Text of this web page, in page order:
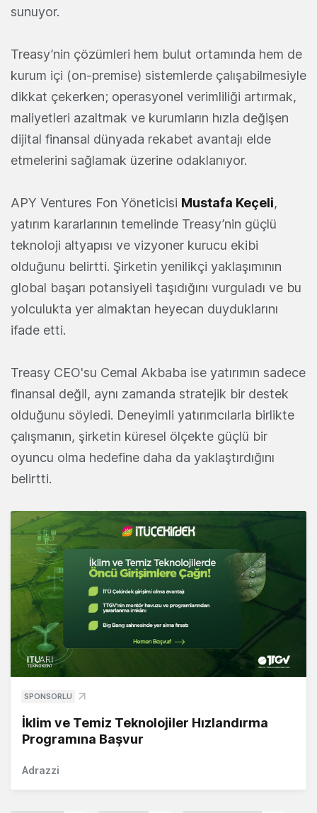
sunuyor.
Treasy’nin çözümleri hem bulut ortamında hem de
kurum içi (on-premise) sistemlerde çalışabilmesiyle
dikkat çekerken; operasyonel verimliliği artırmak,
maliyetleri azaltmak ve kurumların hızla değişen
dijital finansal dünyada rekabet avantajı elde
etmelerini sağlamak üzerine odaklanıyor.
APY Ventures Fon Yöneticisi Mustafa Keçeli,
yatırım kararlarının temelinde Treasy’nin güçlü
teknoloji altyapısı ve vizyoner kurucu ekibi
olduğunu belirtti. Şirketin yenilikçi yaklaşımının
global başarı potansiyeli taşıdığını vurguladı ve bu
yolculukta yer almaktan heyecan duyduklarını
ifade etti.
Treasy CEO'su Cemal Akbaba ise yatırımın sadece
finansal değil, aynı zamanda stratejik bir destek
olduğunu söyledi. Deneyimli yatırımcılarla birlikte
çalışmanın, şirketin küresel ölçekte güçlü bir
oyuncu olma hedefine daha da yaklaştırdığını
belirtti.
SPONSORLU
İklim ve Temiz Teknolojiler Hızlandırma
Programına Başvur
Adrazzi